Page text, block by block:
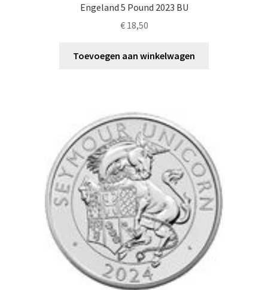
Engeland 5 Pound 2023 BU
€18,50
Toevoegen aan winkelwagen